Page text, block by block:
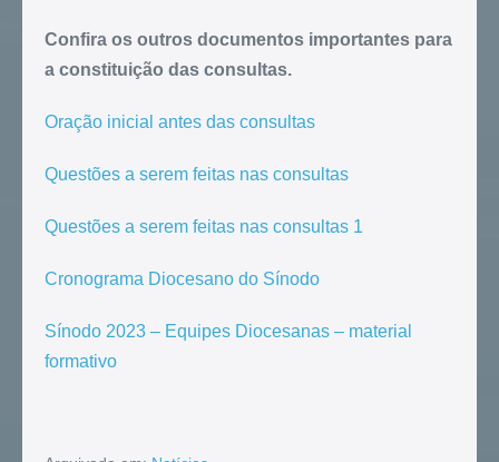
Confira os outros documentos importantes para
a constituição das consultas.
Oração inicial antes das consultas
Questões a serem feitas nas consultas
Questões a serem feitas nas consultas 1
Cronograma Diocesano do Sínodo
Sínodo 2023 – Equipes Diocesanas – material
formativo